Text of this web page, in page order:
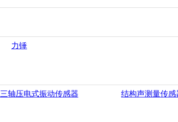
力锤
三轴压电式振动传感器 结构声测量传感